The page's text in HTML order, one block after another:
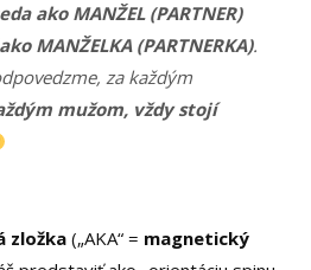
ako MANŽEL (PARTNER)
MANŽELKA (PARTNERKA).
za každým
mužom, vždy stojí
zložka („AKA“ = magnetický